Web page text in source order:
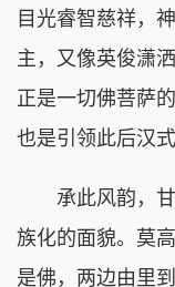
目光睿智慈祥，
主，又像英俊潇
正是一切佛菩萨
也是引领此后汉
承此风韵，甘
族化的面貌。莫
是佛，两边由里